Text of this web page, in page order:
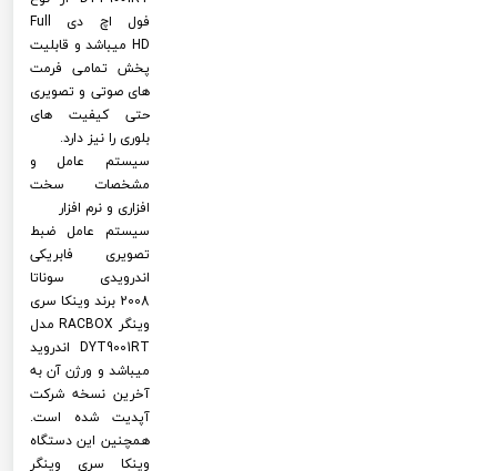
فول اچ دی Full
HD میباشد و قابلیت
پخش تمامی فرمت
های صوتی و تصویری
حتی کیفیت های
بلوری را نیز دارد.
سیستم عامل و
مشخصات سخت
افزاری و نرم افزار
سیستم عامل ضبط
تصویری فابریکی
اندرویدی سوناتا
2008 برند وینکا سری
وینگر RACBOX مدل
DYT9001RT اندروید
میباشد و ورژن آن به
آخرین نسخه شرکت
آپدیت شده است.
همچنین این دستگاه
وینکا سری وینگر